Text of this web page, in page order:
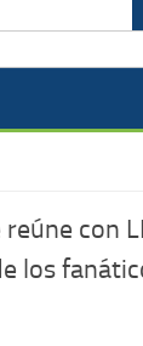
con
los